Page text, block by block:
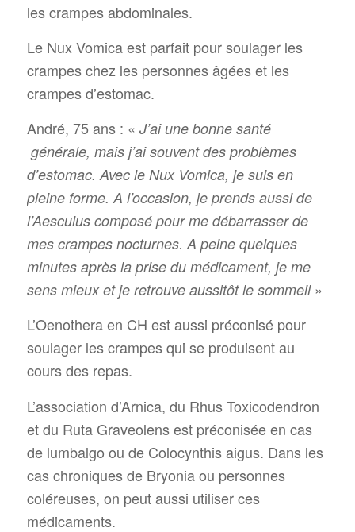
les crampes abdominales.
Le Nux Vomica est parfait pour soulager les
crampes chez les personnes âgées et les
crampes d’estomac.
André, 75 ans : « J’ai une bonne santé
générale, mais j’ai souvent des problèmes
d’estomac. Avec le Nux Vomica, je suis en
pleine forme. A l’occasion, je prends aussi de
l’Aesculus composé pour me débarrasser de
mes crampes nocturnes. A peine quelques
minutes après la prise du médicament, je me
sens mieux et je retrouve aussitôt le sommeil»
L’Oenothera en CH est aussi préconisé pour
soulager les crampes qui se produisent au
cours des repas.
L’association d’Arnica, du Rhus Toxicodendron
et du Ruta Graveolens est préconisée en cas
de lumbalgo ou de Colocynthis aigus. Dans les
cas chroniques de Bryonia ou personnes
coléreuses, on peut aussi utiliser ces
médicaments.